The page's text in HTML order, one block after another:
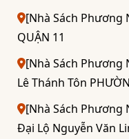
[Nhà Sách Phương
QUẬN 11
[Nhà Sách Phương
Lê Thánh Tôn
[Nhà Sách Phương
Đại Lộ Nguyễn Văn